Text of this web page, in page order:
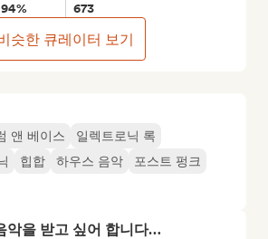
앤 베이스
일렉트로닉 록
힙합 하우스 음악
포스트 펑크
악을 받고 싶어 합니다…
94% 673
슷한 큐레이터 보기